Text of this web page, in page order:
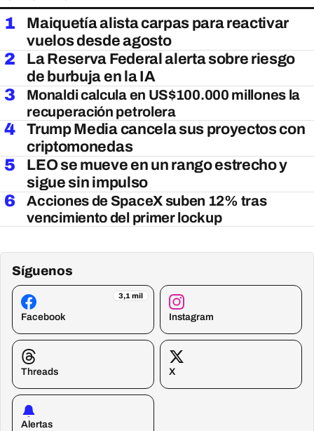
1
Maiquetía alista carpas para reactivar
vuelos desde agosto
2
La Reserva Federal alerta sobre riesgo
de burbuja en la IA
3
Monaldi calcula en US$100.000 millones la
recuperación petrolera
4
Trump Media cancela sus proyectos con
criptomonedas
5
LEO se mueve en un rango estrecho y
sigue sin impulso
6
Acciones de SpaceX suben 12% tras
vencimiento del primer lockup
Síguenos
3,1 mil
Facebook Instagram
Threads X
Alertas